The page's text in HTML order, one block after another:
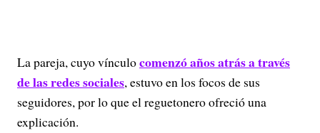
La pareja, cuyo vínculocomenzó años atrás a través
de las redes sociales, estuvo en los focos de sus
seguidores, por lo que el reguetonero ofreció una
explicación.